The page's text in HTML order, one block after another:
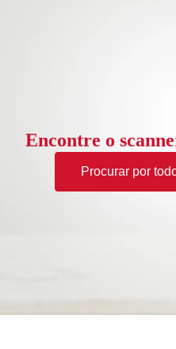
Encontre o
Procurar por